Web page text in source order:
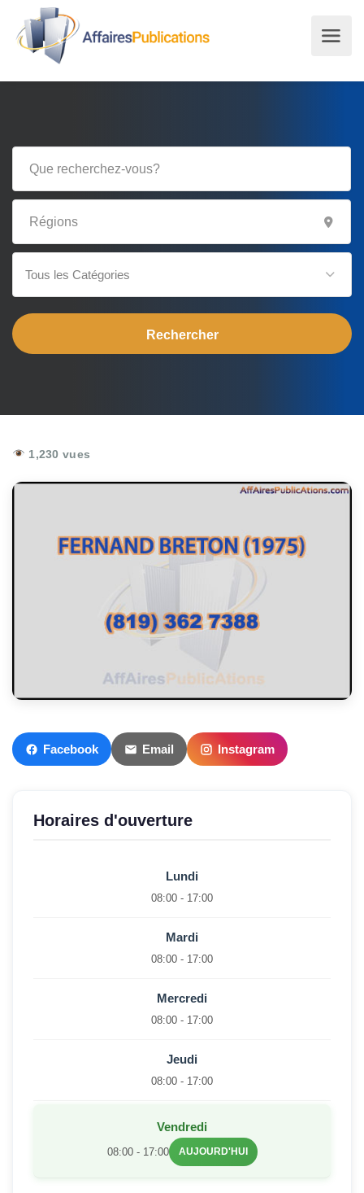
Tous les Catégories
1,230 vues
Facebook Email Instagram
Horaires d'ouverture
Lundi
08:00 - 17:00
Mardi
08:00 - 17:00
Mercredi
08:00 - 17:00
Jeudi
08:00 - 17:00
Vendredi
08:00 - 17:00 AUJOURD'HUI